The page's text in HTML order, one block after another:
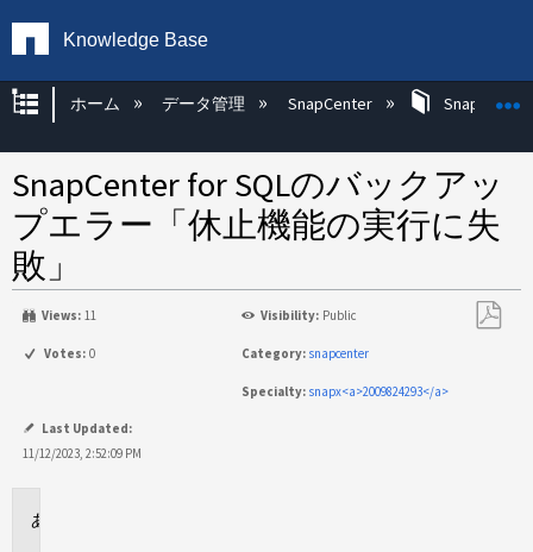
Knowledge Base
グローバル階層を展開/折りたたむ
ホーム データ管理 SnapCenter SnapCenter
SnapCenter for SQLのバックアッ
プエラー「休止機能の実行に失
敗」
Views: 11 Visibility: Public
Votes: 0 Category: snapcenter
Specialty: snapx<a>2009824293</a>
Last Updated:
11/12/2023, 2:52:09 PM